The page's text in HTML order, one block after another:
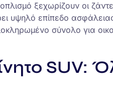
ξεχωρίζουν οι
υψηλό επίπεδο
σύνολο για
SUV: